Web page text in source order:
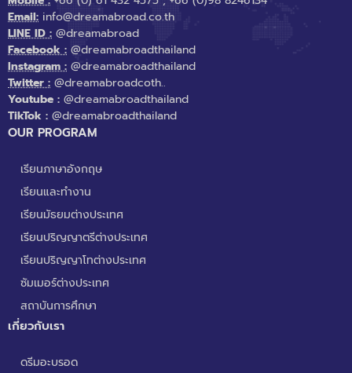
Email: info@dreamabroad.co.th
LINE ID : @dreamabroad
Facebook : @dreamabroadthailand
Instagram : @dreamabroadthailand
Twitter : @dreamabroadcoth..
Youtube : @dreamabroadthailand
TikTok : @dreamabroadthailand
OUR PROGRAM
เรียนภาษาอังกฤษ
เรียนและทำงาน
เรียนมัธยมต่างประเทศ
เรียนปริญญาตรีต่างประเทศ
เรียนปริญญาโทต่างประเทศ
ซัมเมอร์ต่างประเทศ
สถาบันการศึกษา
เกี่ยวกับเรา
ดรีมอะบรอด